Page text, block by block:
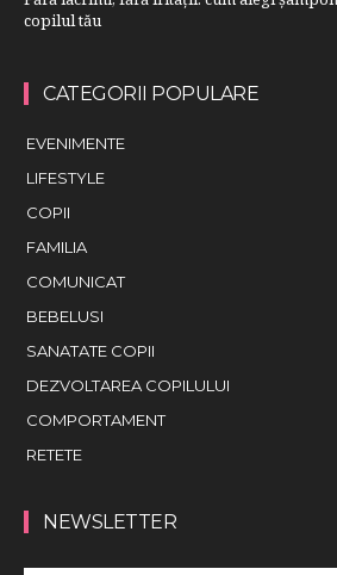
copilul tău
CATEGORII POPULARE
EVENIMENTE
LIFESTYLE
COPII
FAMILIA
COMUNICAT
BEBELUSI
SANATATE COPII
DEZVOLTAREA COPILULUI
COMPORTAMENT
RETETE
NEWSLETTER